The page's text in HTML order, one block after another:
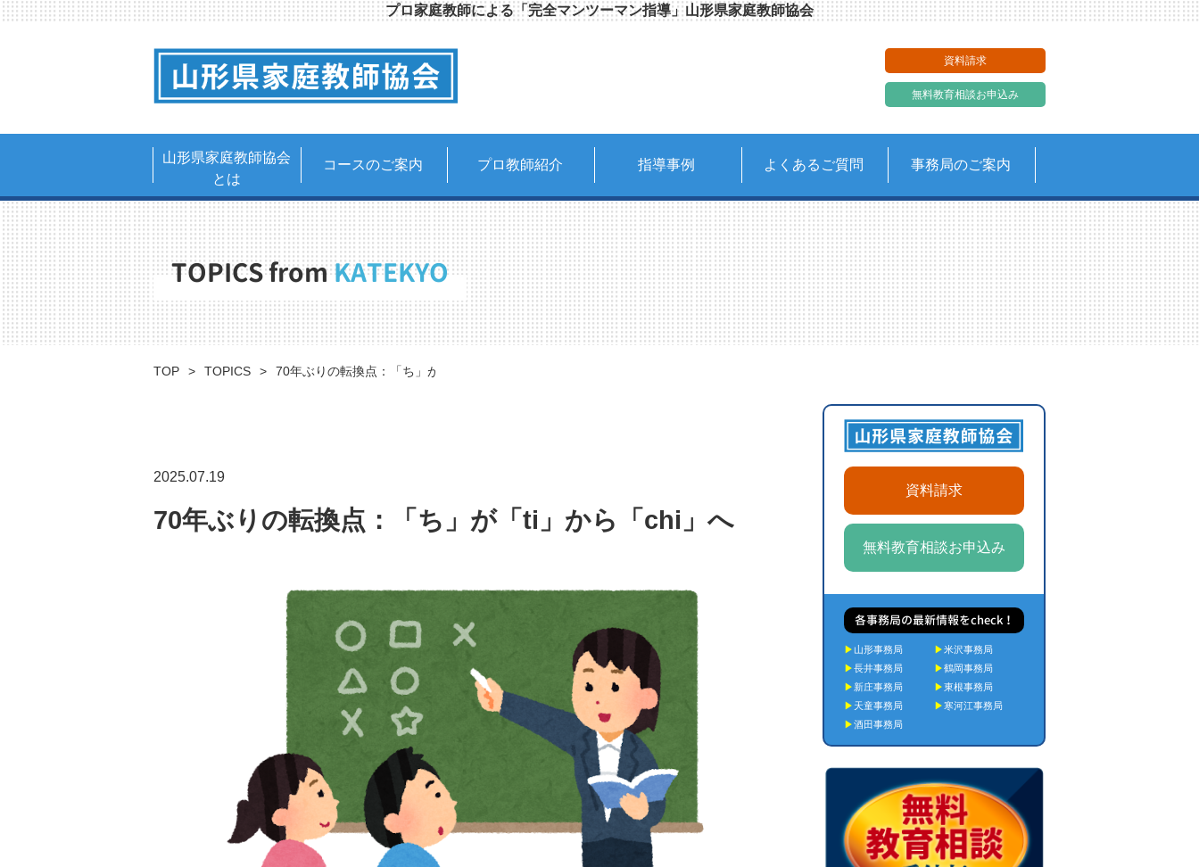
プロ家庭教師による「完全マンツーマン指導」山形県家庭教師協会
資料請求
無料教育相談お申込み
山形県家庭教師協会
とは
コースのご案内 プロ教師紹介 指導事例 よくあるご質問 事務局のご案内
TOPICS fromKATEKYO
TOP TOPICS 70年ぶりの転換点：「ち」が「ti」から「chi」へ
2025.07.19
70年ぶりの転換点：「ち」が「ti」から「chi」へ
資料請求
無料教育相談お申込み
各事務局の最新情報をcheck！
▶ 山形事務局 ▶米沢事務局
▶長井事務局 ▶鶴岡事務局
▶ 新庄事務局 ▶東根事務局
▶ 天童事務局 ▶寒河江事務局
▶酒田事務局